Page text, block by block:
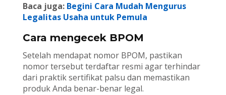
Baca juga: Begini Cara Mudah Mengurus
Legalitas Usaha untuk Pemula
Cara mengecek BPOM
Setelah mendapat nomor BPOM, pastikan
nomor tersebut terdaftar resmi agar terhindar
dari praktik sertifikat palsu dan memastikan
produk Anda benar-benar legal.